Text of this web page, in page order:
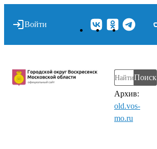
Войти
Поиск
Архив:
old.vos-
mo.ru